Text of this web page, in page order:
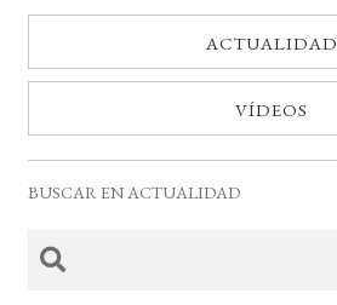
ACTUALIDAD
VÍDEOS
BUSCAR EN ACTUALIDAD